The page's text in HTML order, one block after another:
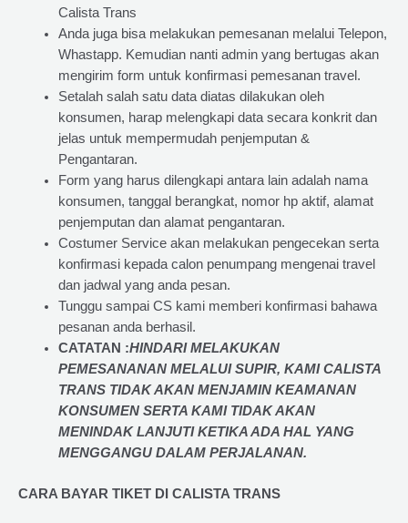
Calista Trans
Anda juga bisa melakukan pemesanan melalui Telepon,
Whastapp. Kemudian nanti admin yang bertugas akan
mengirim form untuk konfirmasi pemesanan travel.
Setalah salah satu data diatas dilakukan oleh
konsumen, harap melengkapi data secara konkrit dan
jelas untuk mempermudah penjemputan &
Pengantaran.
Form yang harus dilengkapi antara lain adalah nama
konsumen, tanggal berangkat, nomor hp aktif, alamat
penjemputan dan alamat pengantaran.
Costumer Service akan melakukan pengecekan serta
konfirmasi kepada calon penumpang mengenai travel
dan jadwal yang anda pesan.
Tunggu sampai CS kami memberi konfirmasi bahawa
pesanan anda berhasil.
CATATAN :HINDARI MELAKUKAN
PEMESANANAN MELALUI SUPIR, KAMICALISTA
TRANSTIDAK AKAN MENJAMINKEAMANAN
KONSUMEN SERTA KAMI TIDAK AKAN
MENINDAK LANJUTI KETIKA ADA HAL YANG
MENGGANGU DALAM PERJALANAN.
CARA BAYAR TIKET DI CALISTA TRANS